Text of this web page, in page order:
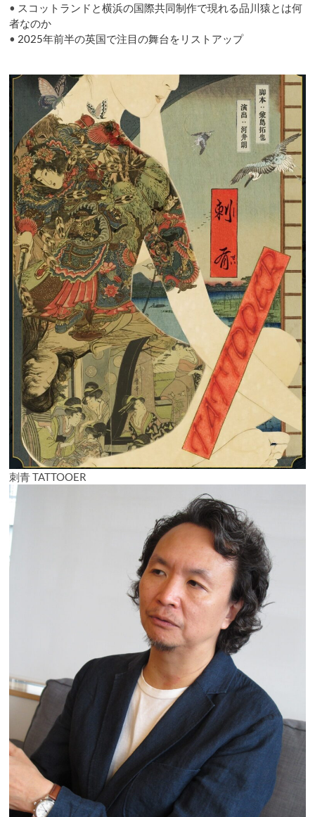
• スコットランドと横浜の国際共同制作で現れる品川猿とは何
者なのか
• 2025年前半の英国で注目の舞台をリストアップ
刺青 TATTOOER